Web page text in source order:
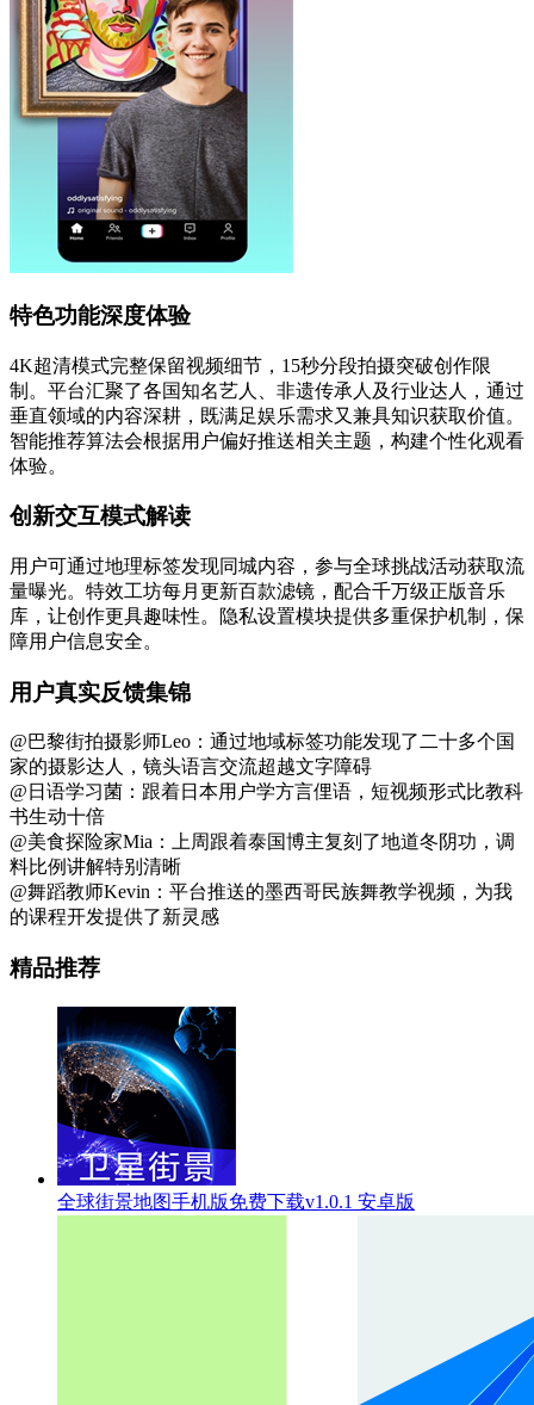
特色功能深度体验
4K超清模式完整保留视频细节，15秒分段拍摄突破创作限
制。平台汇聚了各国知名艺人、非遗传承人及行业达人，通过
垂直领域的内容深耕，既满足娱乐需求又兼具知识获取价值。
智能推荐算法会根据用户偏好推送相关主题，构建个性化观看
体验。
创新交互模式解读
用户可通过地理标签发现同城内容，参与全球挑战活动获取流
量曝光。特效工坊每月更新百款滤镜，配合千万级正版音乐
库，让创作更具趣味性。隐私设置模块提供多重保护机制，保
障用户信息安全。
用户真实反馈集锦
@巴黎街拍摄影师Leo：通过地域标签功能发现了二十多个国
家的摄影达人，镜头语言交流超越文字障碍
@日语学习菌：跟着日本用户学方言俚语，短视频形式比教科
书生动十倍
@美食探险家Mia：上周跟着泰国博主复刻了地道冬阴功，调
料比例讲解特别清晰
@舞蹈教师Kevin：平台推送的墨西哥民族舞教学视频，为我
的课程开发提供了新灵感
精品推荐
全球街景地图手机版免费下载v1.0.1 安卓版